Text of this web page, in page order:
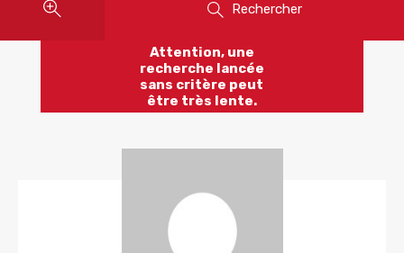
Rechercher
Attention, une
recherche lancée
sans critère peut
être très lente.